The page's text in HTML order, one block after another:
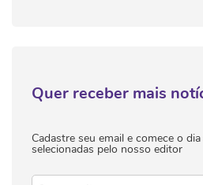
Quer receber mais
Cadastre seu email e comece o
selecionadas pelo nosso editor